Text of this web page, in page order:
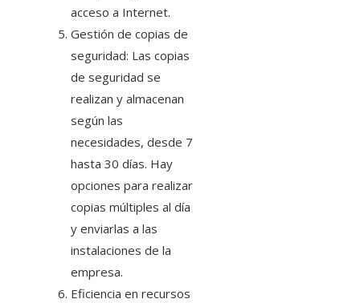
acceso a Internet.
Gestión de copias de
seguridad: Las copias
de seguridad se
realizan y almacenan
según las
necesidades, desde 7
hasta 30 días. Hay
opciones para realizar
copias múltiples al día
y enviarlas a las
instalaciones de la
empresa.
Eficiencia en recursos